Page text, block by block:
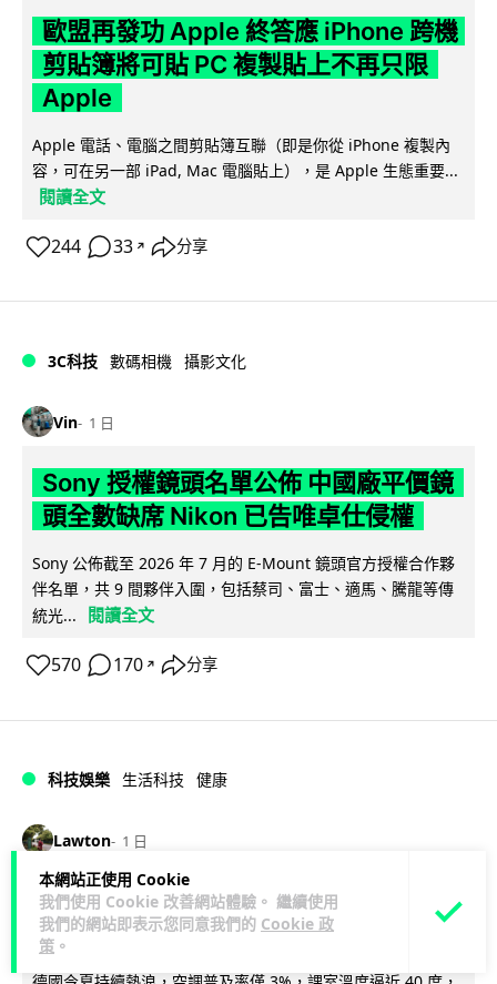
本網站正使用 Cookie
我們使用 Cookie 改善網站體驗。 繼續使用
我們的網站即表示您同意我們的 Cookie 政
策 。
歐盟再發功 Apple 終答應 iPhone 跨機
剪貼簿將可貼 PC 複製貼上不再只限
Apple
Apple 電話、電腦之間剪貼簿互聯（即是你從 iPhone 複製內
容，可在另一部 iPad, Mac 電腦貼上），是 Apple 生態重要...
閱讀全文
244 33 ↗ 分享
3C科技 數碼相機 攝影文化
Vin 1 日
Sony 授權鏡頭名單公佈 中國廠平價鏡
頭全數缺席 Nikon 已告唯卓仕侵權
Sony 公佈截至 2026 年 7 月的 E-Mount 鏡頭官方授權合作夥
伴名單，共 9 間夥伴入圍，包括蔡司、富士、適馬、騰龍等傳
統光...
閱讀全文
570 170 ↗ 分享
科技娛樂 生活科技 健康
Lawton 1 日
室內空氣 40 度暑熱難耐 德國空調普及
率僅 3% 大眾繼續忍的最大原因